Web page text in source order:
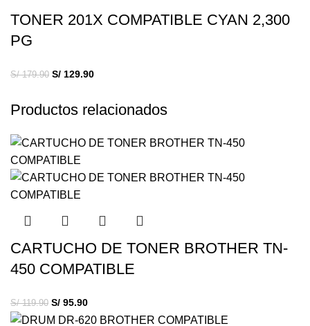
TONER 201X COMPATIBLE CYAN 2,300
PG
S/179.90 S/ 129.90
Productos relacionados
CARTUCHO DE TONER BROTHER TN-
450 COMPATIBLE
S/119.90 S/ 95.90